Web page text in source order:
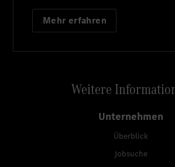
Mehr erfahren
Weitere
Unternehmen
Überblick
Jobsuche